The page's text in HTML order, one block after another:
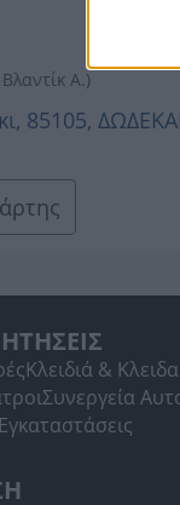
Α.)
85105,
Κλειδιά &
Συνεργεία